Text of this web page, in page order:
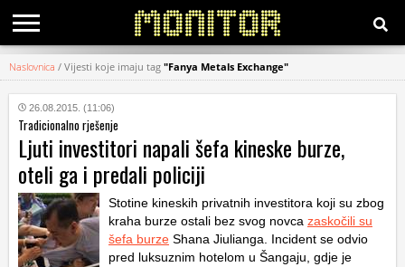
KATEGORIJE
HRVATSKI
WEB
Naslovnica / Vijesti koje imaju tag "Fanya Metals Exchange"
26.08.2015. (11:06)
Tradicionalno rješenje
Ljuti investitori napali šefa kineske burze,
oteli ga i predali policiji
Stotine kineskih privatnih investitora koji su zbog
kraha burze ostali bez svog novca zaskočili su
šefa burze Shana Jiulianga. Incident se odvio
pred luksuznim hotelom u Šangaju, gdje je